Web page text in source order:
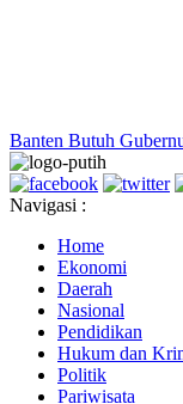
Banten Butuh
Navigasi :
Home
Ekonomi
Daerah
Nasional
Pendidikan
Hukum dan
Politik
Pariwisata